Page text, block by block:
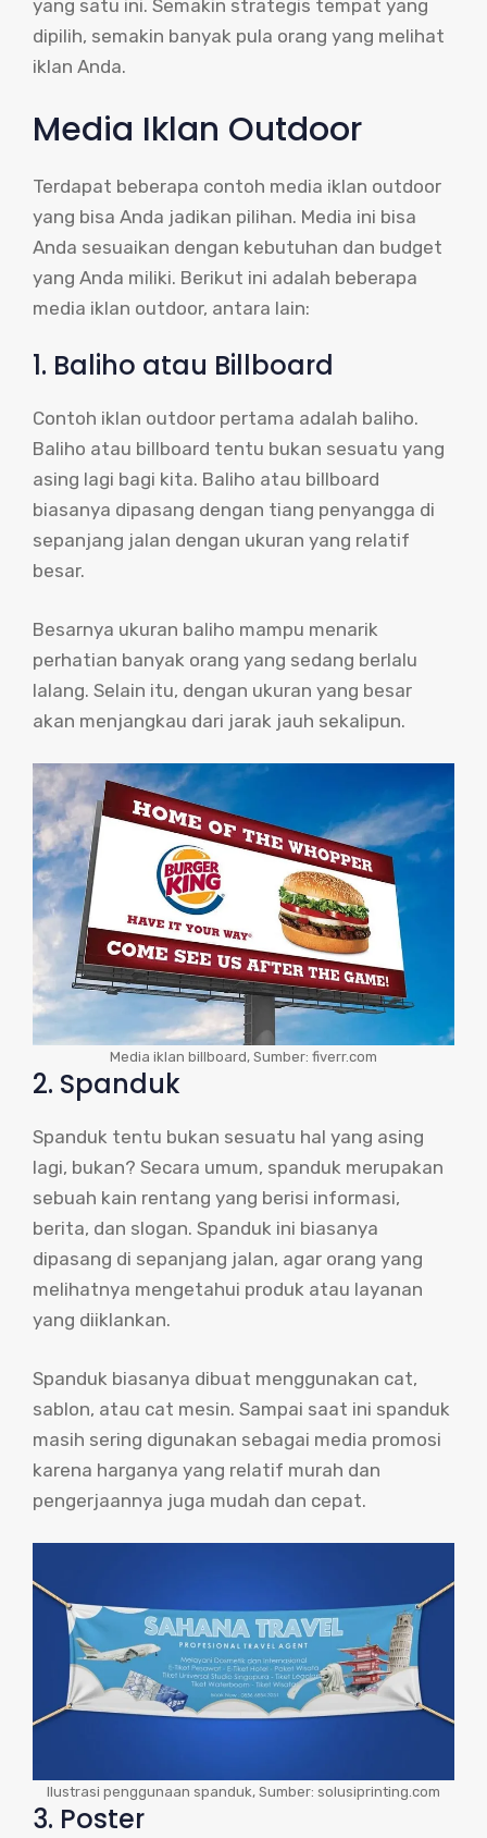
yang satu ini. Semakin strategis tempat yang
dipilih, semakin banyak pula orang yang melihat
iklan Anda.
Media Iklan Outdoor
Terdapat beberapa contoh media iklan outdoor
yang bisa Anda jadikan pilihan. Media ini bisa
Anda sesuaikan dengan kebutuhan dan budget
yang Anda miliki. Berikut ini adalah beberapa
media iklan outdoor, antara lain:
1. Baliho atau Billboard
Contoh iklan outdoor pertama adalah baliho.
Baliho atau billboard tentu bukan sesuatu yang
asing lagi bagi kita. Baliho atau billboard
biasanya dipasang dengan tiang penyangga di
sepanjang jalan dengan ukuran yang relatif
besar.
Besarnya ukuran baliho mampu menarik
perhatian banyak orang yang sedang berlalu
lalang. Selain itu, dengan ukuran yang besar
akan menjangkau dari jarak jauh sekalipun.
Media iklan billboard, Sumber: fiverr.com
2. Spanduk
Spanduk tentu bukan sesuatu hal yang asing
lagi, bukan? Secara umum, spanduk merupakan
sebuah kain rentang yang berisi informasi,
berita, dan slogan. Spanduk ini biasanya
dipasang di sepanjang jalan, agar orang yang
melihatnya mengetahui produk atau layanan
yang diiklankan.
Spanduk biasanya dibuat menggunakan cat,
sablon, atau cat mesin. Sampai saat ini spanduk
masih sering digunakan sebagai media promosi
karena harganya yang relatif murah dan
pengerjaannya juga mudah dan cepat.
Ilustrasi penggunaan spanduk, Sumber: solusiprinting.com
3. Poster